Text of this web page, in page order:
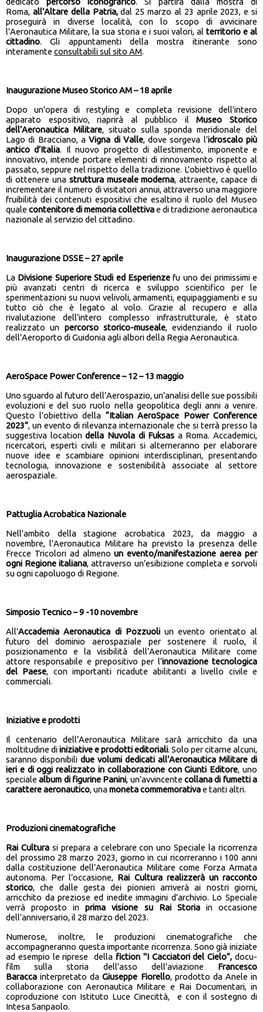
Roma, all’Altare della Patria,dal 25 marzo al 23 aprile 2023, e si
proseguirà in diverse località, con lo scopo di avvicinare
l’Aeronautica Militare, la sua storia e i suoi valori, al territorio e al
cittadino. Gli appuntamenti della mostra itinerante sono
interamente consultabili sul sito AM.
Inaugurazione Museo Storico AM – 18 aprile
Dopo un'opera di restyling e completa revisione dell'intero
apparato espositivo, riaprirà al pubblico ilMuseo Storico
dell’Aeronautica Militare, situato sulla sponda meridionale del
Lago di Bracciano, aVigna di Valle, dove sorgeva l’idroscalo più
antico d’Italia. Il nuovo progetto di allestimento, imponente e
innovativo, intende portare elementi di rinnovamento rispetto al
passato, seppure nel rispetto della tradizione. L’obiettivo è quello
di ottenere una struttura museale moderna, attraente, capace di
incrementare il numero di visitatori annui, attraverso una maggiore
fruibilità dei contenuti espositivi che esaltino il ruolo del Museo
quale contenitore di memoria collettivae di tradizione aeronautica
nazionale al servizio del cittadino.
Inaugurazione DSSE – 27 aprile
La Divisione Superiore Studi ed Esperienze fu uno dei primissimi e
più avanzati centri di ricerca e sviluppo scientifico per le
sperimentazioni su nuovi velivoli, armamenti, equipaggiamenti e su
tutto ciò che è legato al volo. Grazie al recupero e alla
rivalutazione dell’intero complesso infrastrutturale, è stato
realizzato un percorso storico-museale, evidenziando il ruolo
dell’Aeroporto di Guidonia agli albori della Regia Aeronautica.
AeroSpace Power Conference – 12 – 13 maggio
Uno sguardo al futuro dell’Aerospazio, un’analisi delle sue possibili
evoluzioni e del suo ruolo nella geopolitica degli anni a venire.
Questo l’obiettivo della “Italian AeroSpace Power Conference
2023”, un evento di rilevanza internazionale che si terrà presso la
suggestiva locationdella Nuvola di Fuksas a Roma. Accademici,
ricercatori, esperti civili e militari si alterneranno per elaborare
nuove idee e scambiare opinioni interdisciplinari, presentando
tecnologia, innovazione e sostenibilità associate al settore
aerospaziale.
Pattuglia Acrobatica Nazionale
Nell'ambito della stagione acrobatica 2023, da maggio a
novembre, l’Aeronautica Militare ha previsto la presenza delle
Frecce Tricolori ad almenoun evento/manifestazione aerea per
ogni Regione italiana, attraverso un’esibizione completa e sorvoli
su ogni capoluogo di Regione.
Simposio Tecnico – 9 -10 novembre
All’Accademia Aeronautica di Pozzuoliun evento orientato al
futuro del dominio aerospaziale per sostenere il ruolo, il
posizionamento e la visibilità dell’Aeronautica Militare come
attore responsabile e prepositivo per l’innovazione tecnologica
del Paese, con importanti ricadute abilitanti a livello civile e
commerciali.
Iniziative e prodotti
Il centenario dell’Aeronautica Militare sarà arricchito da una
moltitudine diiniziative e prodotti editoriali. Solo per citarne alcuni,
saranno disponibili due volumi dedicati all’Aeronautica Militare di
ieri e di oggi realizzato in collaborazione con Giunti Editore, uno
specialealbum di figurine Panini, un’avvincentecollana di fumetti a
carattere aeronautico, unamoneta commemorativae tanti altri.
Produzioni cinematografiche
Rai Culturasi prepara a celebrare con uno Speciale la ricorrenza
del prossimo 28 marzo 2023, giorno in cui ricorreranno i 100 anni
dalla costituzione dell’Aeronautica Militare come Forza Armata
autonoma. Per l’occasione, Rai Cultura realizzerà un racconto
storico, che dalle gesta dei pionieri arriverà ai nostri giorni,
arricchito da preziose ed inedite immagini d’archivio. Lo Speciale
verrà proposto inprima visione su Rai Storiain occasione
dell’anniversario, il 28 marzo del 2023.
Numerose, inoltre, le produzioni cinematografiche che
accompagneranno questa importante ricorrenza. Sono già iniziate
ad esempio le riprese della fiction "I Cacciatori del Cielo”, docu-
film sulla storia dell'asso dell'aviazione Francesco
Baracca interpretato daGiuseppe Fiorello, prodotto da Anele in
collaborazione con Aeronautica Militare e Rai Documentari, in
coproduzione con Istituto Luce Cinecittà, e con il sostegno di
Intesa Sanpaolo.